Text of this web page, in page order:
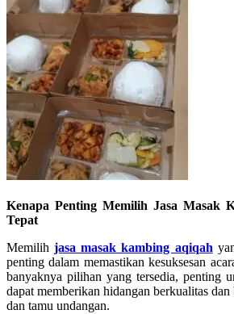
Kenapa Penting Memilih Jasa Masak
Tepat
Memilihjasa masak kambing aqiqah
penting dalam memastikan kesuksesan
banyaknya pilihan yang tersedia, penting
dapat memberikan hidangan berkualitas
dan tamu undangan.